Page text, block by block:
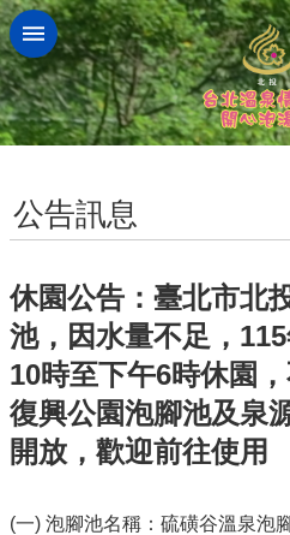
跳到主要內容區塊
公告訊息
休園公告：臺北市北
池，因水量不足，
10時至下午6時休園
復興公園泡腳池及泉
開放，歡迎前往使用
(一) 泡腳池名稱：硫磺谷溫泉泡腳